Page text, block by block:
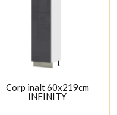
Corp inalt 60x219cm
INFINITY